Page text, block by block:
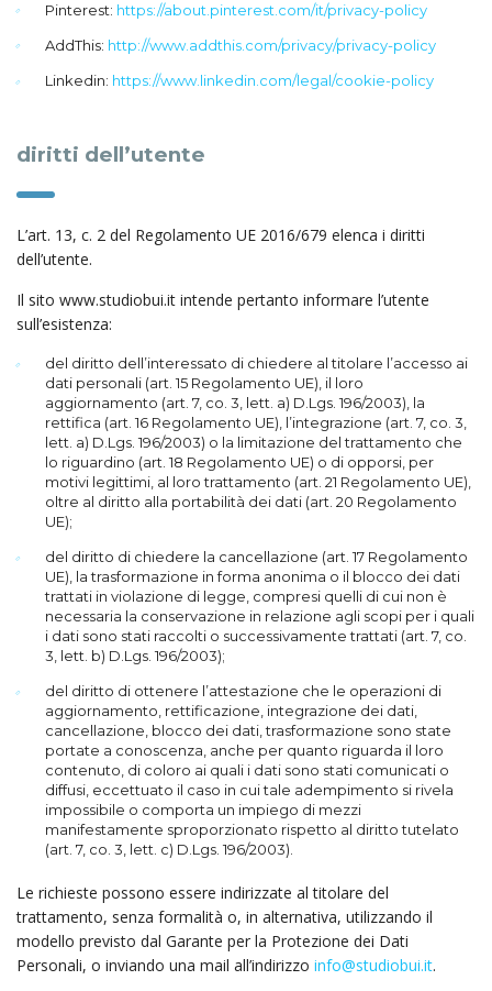
Pinterest: https://about.pinterest.com/it/privacy-policy
AddThis: http://www.addthis.com/privacy/privacy-policy
Linkedin: https://www.linkedin.com/legal/cookie-policy
diritti dell’utente
L’art. 13, c. 2 del Regolamento UE 2016/679 elenca i diritti
dell’utente.
Il sito www.studiobui.it intende pertanto informare l’utente
sull’esistenza:
del diritto dell’interessato di chiedere al titolare l’accesso ai
dati personali (art. 15 Regolamento UE), il loro
aggiornamento (art. 7, co. 3, lett. a) D.Lgs. 196/2003), la
rettifica (art. 16 Regolamento UE), l’integrazione (art. 7, co. 3,
lett. a) D.Lgs. 196/2003) o la limitazione del trattamento che
lo riguardino (art. 18 Regolamento UE) o di opporsi, per
motivi legittimi, al loro trattamento (art. 21 Regolamento UE),
oltre al diritto alla portabilità dei dati (art. 20 Regolamento
UE);
del diritto di chiedere la cancellazione (art. 17 Regolamento
UE), la trasformazione in forma anonima o il blocco dei dati
trattati in violazione di legge, compresi quelli di cui non è
necessaria la conservazione in relazione agli scopi per i quali
i dati sono stati raccolti o successivamente trattati (art. 7, co.
3, lett. b) D.Lgs. 196/2003);
del diritto di ottenere l’attestazione che le operazioni di
aggiornamento, rettificazione, integrazione dei dati,
cancellazione, blocco dei dati, trasformazione sono state
portate a conoscenza, anche per quanto riguarda il loro
contenuto, di coloro ai quali i dati sono stati comunicati o
diffusi, eccettuato il caso in cui tale adempimento si rivela
impossibile o comporta un impiego di mezzi
manifestamente sproporzionato rispetto al diritto tutelato
(art. 7, co. 3, lett. c) D.Lgs. 196/2003).
Le richieste possono essere indirizzate al titolare del
trattamento, senza formalità o, in alternativa, utilizzando il
modello previsto dal Garante per la Protezione dei Dati
Personali, o inviando una mail all’indirizzo info@studiobui.it.